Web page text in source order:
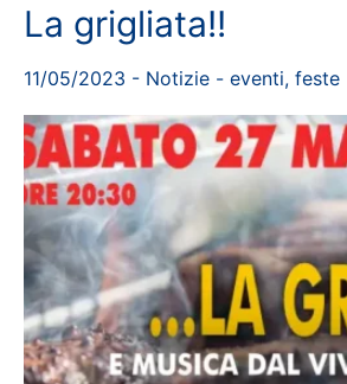
La grigliata!!
11/05/2023 - Notizie - eventi, feste